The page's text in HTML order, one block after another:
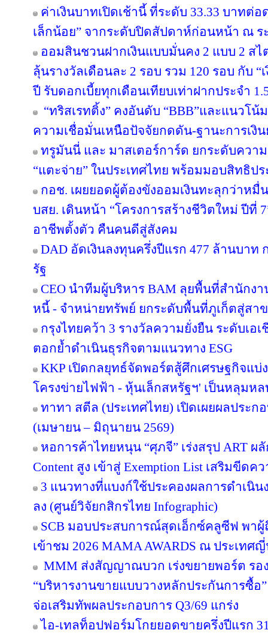
ค่าเงินบาทเปิดเช้านี้ ที่ระดับ 33.33 บาทต่
เล็กน้อย” จากระดับปิดสัปดาห์ก่อนหน้า ณ ร
ออมสินชวนฝากเงินแบบมั่นคง 2 แบบ 2 สไ
ลุ้นรางวัลเดือนละ 2 รอบ รวม 120 รอบ กับ
ปี รับดอกเบี้ยทุกเดือนเทียบเท่าฝากประจำ
“ทริสเรทติ้ง” คงอันดับ “BBB”และแนวโน้
ความเชื่อมั่นเหนือปัจจัยกดดัน-ฐานะการเงิน
ทรูมันนี่ และ มาสเตอร์การ์ด ยกระดับควา
“แตะจ่าย” ในประเทศไทย พร้อมมอบสิทธิป
กอช. เผยยอดผู้ต้องขังออมเงินทะลุกว่าห
บสย. เดินหน้า “โครงการสร้างชีวิตใหม่ ปีที่
อาชีพตั้งตัว คืนคนดีสู่สังคม
DAD อัดเงินลงทุนครึ่งปีแรก 477 ล้านบาท
รัฐ
CEO นำทีมผู้บริหาร BAM ลุยพื้นที่สำนักงา
หนี้ - จำหน่ายทรัพย์ ยกระดับพื้นที่ภูเก็ตสู่ส
กรุงไทยคว้า 3 รางวัลความยั่งยืน ระดับเอเ
ตอกย้ำดำเนินธุรกิจตามแนวทาง ESG
KKP เปิดกลยุทธ์จัดพอร์ตสู้ศึกเศรษฐกิจแบ่
โครงข่ายไฟฟ้า - หุ้นเล็กสหรัฐฯ' เป็นหลุมห
ทาทา สตีล (ประเทศไทย) เปิดเผยผลประก
(เมษายน – มิถุนายน 2569)
หอการค้าไทยหนุน “ศุภจี” เร่งสรุป ART
Content สูง เข้าสู่ Exemption List เสริมขีด
3 แนวทางที่แบงก์ใช้ประคองผลการดำเนิ
ลง (ศูนย์วิจัยกสิกรไทย Infographic)
SCB มอบประสบการณ์สุดเอ็กซ์คลูซีฟ พาผู้
เข้าชม 2026 MAMA AWARDS ณ ประเท
MMM ส่งสัญญาณบวก เร่งขยายพอร์ต รอ
“บริหารงานขายแบบวางหลักประกันการซื้อ
จ่อเสริมทัพผลประกอบการ Q3/69 แกร่ง
ไอ-เทลท็อปฟอร์มโกยยอดขายครึ่งปีแรก